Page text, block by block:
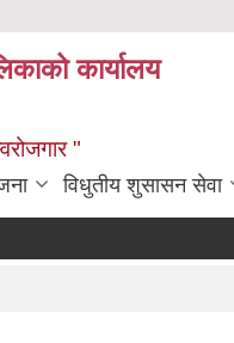
कार्यालय
"
विधुतीय शुसासन सेवा